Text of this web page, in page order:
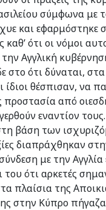
σύμφωνα με
και εφαρμόστηκε
καθ’ ότι οι νόμοι
Αγγλική
στο ότι δύναται,
θέσπισαν, να
προστασία από
εναντίον
βάση των
διαπράχθηκαν
με την Αγγλία
του ότι αρκετές
πλαίσια της
στην Κύπρο